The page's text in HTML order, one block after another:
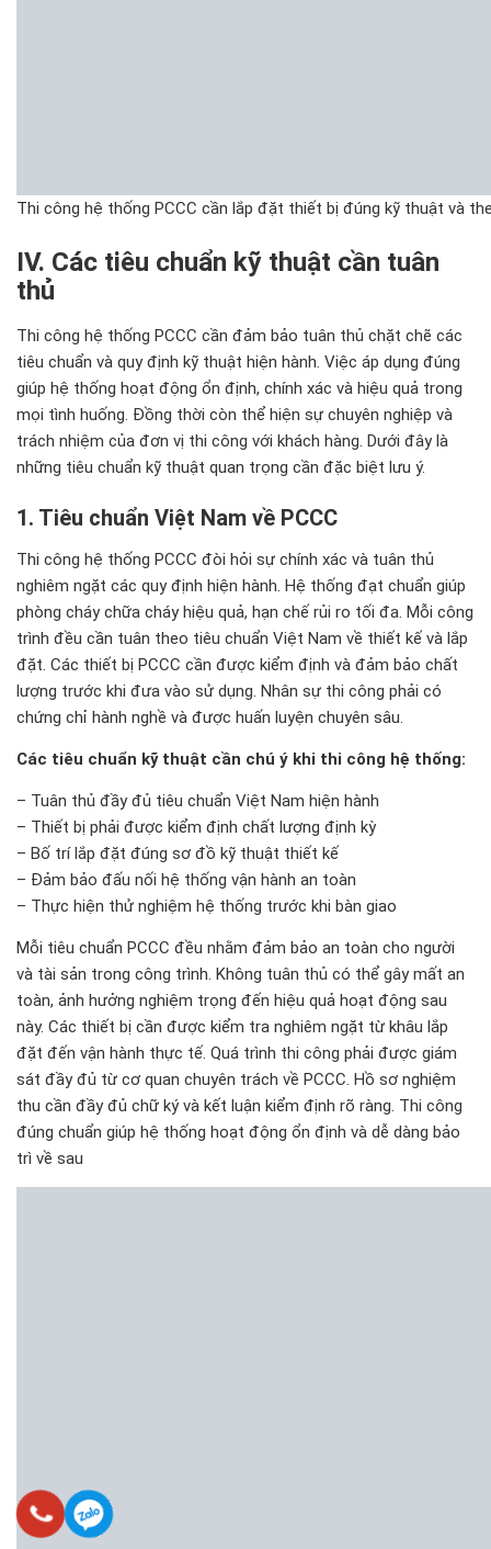
Thi công hệ thống PCCC cần lắp đặt thiết bị đúng kỹ thuật và
IV. Các tiêu chuẩn kỹ thuật cần tuân
thủ
Thi công hệ thống PCCC cần đảm bảo tuân thủ chặt chẽ các
tiêu chuẩn và quyđịnh kỹ thuật hiện hành. Việc áp dụng đúng
giúp hệ thống hoạt động ổn định, chính xác và hiệu quả trong
mọi tình huống. Đồng thời còn thể hiện sự chuyên nghiệp và
trách nhiệm của đơn vị thi công với khách hàng. Dưới đây là
những tiêu chuẩn kỹ thuật quan trọng cần đặc biệt lưu ý.
1. Tiêu chuẩn Việt Nam về PCCC
Thi công hệ thống PCCC đòi hỏi sự chính xác và tuân thủ
nghiêm ngặt các quy định hiện hành. Hệ thống đạt chuẩn giúp
phòng cháy chữa cháy hiệu quả, hạn chế rủi ro tối đa. Mỗi công
trình đều cần tuân theo tiêu chuẩn Việt Nam về thiết kế và lắp
đặt. Các thiết bị PCCC cần được kiểm định và đảm bảo chất
lượng trước khi đưa vào sử dụng. Nhân sự thi công phải có
chứng chỉ hành nghề và được huấn luyện chuyên sâu.
Các tiêu chuẩn kỹ thuật cần chú ý khi thi công hệ thống:
– Tuân thủ đầy đủ tiêu chuẩn Việt Nam hiện hành
– Thiết bị phải được kiểm định chất lượng định kỳ
– Bố trí lắp đặt đúng sơ đồ kỹ thuật thiết kế
– Đảm bảo đấu nối hệ thống vận hành an toàn
– Thực hiện thử nghiệm hệ thống trước khi bàn giao
Mỗi tiêu chuẩn PCCC đều nhằm đảm bảo an toàn cho người
và tài sản trong công trình. Không tuân thủ có thể gây mất an
toàn, ảnh hưởng nghiệm trọng đến hiệu quả hoạt động sau
này. Các thiết bị cần được kiểm tra nghiêm ngặt từ khâu lắp
đặt đến vận hành thực tế. Quá trình thi công phải được giám
sát đầy đủ từ cơ quan chuyên trách về PCCC. Hồ sơ nghiệm
thu cần đầy đủ chữ ký và kết luận kiểm định rõ ràng. Thi công
đúng chuẩn giúp hệ thống hoạt động ổn định và dễ dàng bảo
trì về sau